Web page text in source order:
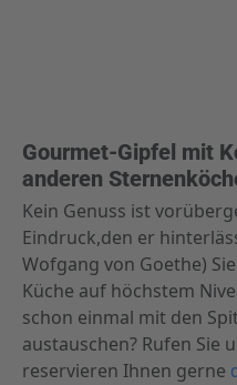
Gourmet-Gipfel mit
anderen
Kein Genuss ist
Eindruck,den er
Wofgang von Goethe)
Küche auf höchstem
schon einmal mit den
austauschen? Rufen Sie
reservieren Ihnen gerne